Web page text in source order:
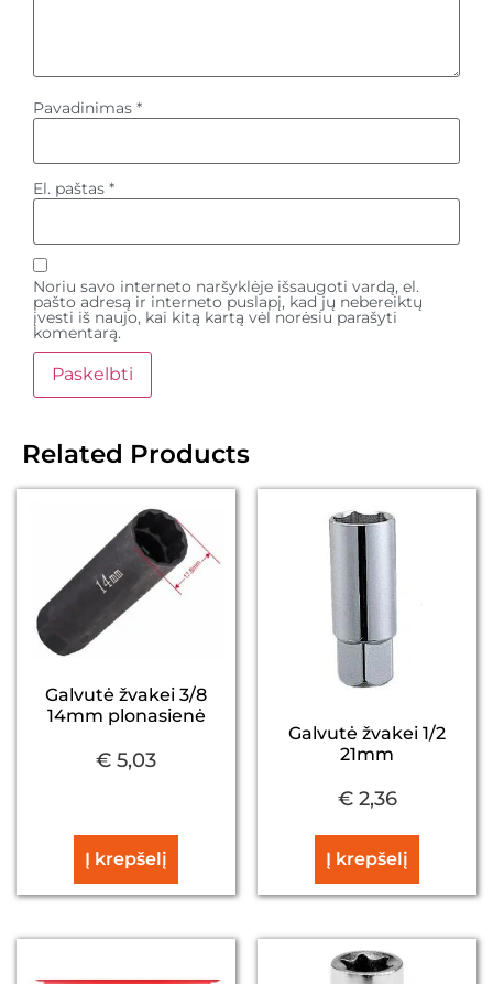
Pavadinimas *
El. paštas *
Noriu savo interneto naršyklėje išsaugoti vardą, el.
pašto adresą ir interneto puslapį, kad jų nebereiktų
įvesti iš naujo, kai kitą kartą vėl norėsiu parašyti
komentarą.
Related Products
Galvutė žvakei 3/8
14mm plonasienė
€ 5,03
Į krepšelį
Galvutė žvakei 1/2
21mm
€2,36
Į krepšelį